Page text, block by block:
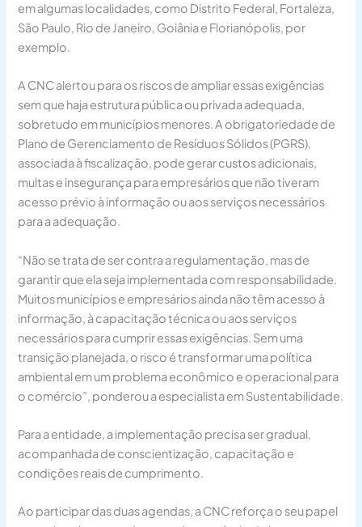
em algumas localidades, como Distrito Federal, Fortaleza,
São Paulo, Rio de Janeiro, Goiânia e Florianópolis, por
exemplo.
A CNC alertou para os riscos de ampliar essas exigências
sem que haja estrutura pública ou privada adequada,
sobretudo em municípios menores. A obrigatoriedade de
Plano de Gerenciamento de Resíduos Sólidos (PGRS),
associada à fiscalização, pode gerar custos adicionais,
multas e insegurança para empresários que não tiveram
acesso prévio à informação ou aos serviços necessários
para a adequação.
“Não se trata de ser contra a regulamentação, mas de
garantir que ela seja implementada com responsabilidade.
Muitos municípios e empresários ainda não têm acesso à
informação, à capacitação técnica ou aos serviços
necessários para cumprir essas exigências. Sem uma
transição planejada, o risco é transformar uma política
ambiental em um problema econômico e operacional para
o comércio”, ponderou a especialista em Sustentabilidade.
Para a entidade, a implementação precisa ser gradual,
acompanhada de conscientização, capacitação e
condições reais de cumprimento.
Ao participar das duas agendas, a CNC reforça o seu papel